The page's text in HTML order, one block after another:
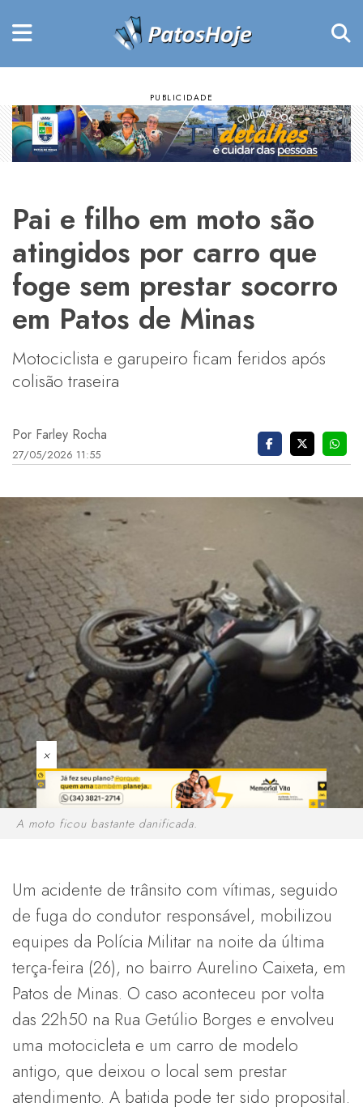
Pai e filho em moto são
atingidos por carro que
foge sem prestar socorro
em Patos de Minas
Motociclista e garupeiro ficam feridos após
colisão traseira
Por Farley Rocha
27/05/2026 11:55
×
A moto ficou bastante danificada.
Um acidente de trânsito com vítimas, seguido
de fuga do condutor responsável, mobilizou
equipes da Polícia Militar na noite da última
terça-feira (26), no bairro Aurelino Caixeta, em
Patos de Minas. O caso aconteceu por volta
das 22h50 na Rua Getúlio Borges e envolveu
uma motocicleta e um carro de modelo
antigo, que deixou o local sem prestar
atendimento. A batida pode ter sido proposital.